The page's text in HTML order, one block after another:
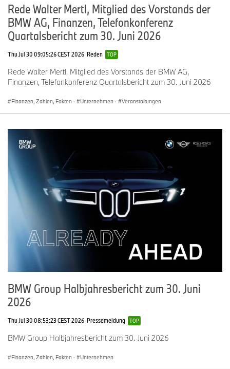
Rede Walter Mertl, Mitglied des Vorstands der
BMW AG, Finanzen, Telefonkonferenz
Quartalsbericht zum 30. Juni 2026
Thu Jul 30 09:05:26 CEST 2026 Reden TOP
Rede Walter Mertl, Mitglied des Vorstands der BMW AG,
Finanzen, Telefonkonferenz Quartalsbericht zum 30. Juni 2026
Finanzen, Zahlen, Fakten · Unternehmen · Veranstaltungen
BMW Group Halbjahresbericht zum 30. Juni
2026
Thu Jul 30 08:53:23 CEST 2026 Pressemeldung TOP
BMW Group Halbjahresbericht zum 30. Juni 2026
Finanzen, Zahlen, Fakten · Unternehmen